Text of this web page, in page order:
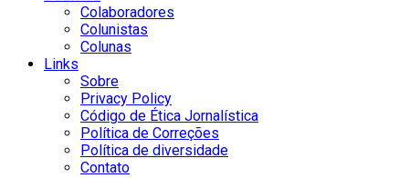
Colaboradores
Colunistas
Colunas
Links
Sobre
Privacy Policy
Código de Ética Jornalística
Política de Correções
Política de diversidade
Contato